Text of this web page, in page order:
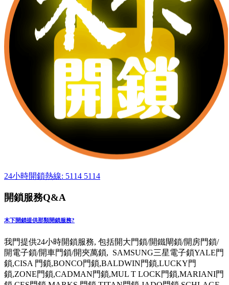
24小時開鎖熱線: 5114 5114
開鎖服務Q&A
木下開鎖提供那類開鎖服務?
我門提供24小時開鎖服務, 包括開大門鎖/開鐵閘鎖/開房門鎖/
開電子鎖/開車門鎖/開夾萬鎖, SAMSUNG三星電子鎖YALE門
鎖,CISA 門鎖,BONCO門鎖,BALDWIN門鎖,LUCKY門
鎖,ZONE門鎖,CADMAN門鎖,MUL T LOCK門鎖,MARIANI門